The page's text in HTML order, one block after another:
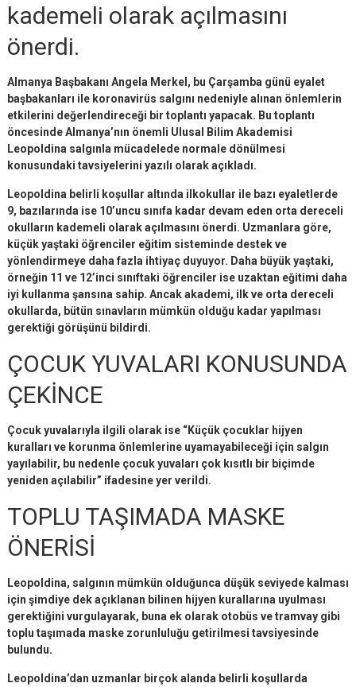
kademeli olarak açılmasını
önerdi.
Almanya Başbakanı Angela Merkel, bu Çarşamba günü eyalet
başbakanları ile koronavirüs salgını nedeniyle alınan önlemlerin
etkilerini değerlendireceği bir toplantı yapacak. Bu toplantı
öncesinde Almanya’nın önemli Ulusal Bilim Akademisi
Leopoldina salgınla mücadelede normale dönülmesi
konusundaki tavsiyelerini yazılı olarak açıkladı.
Leopoldina belirli koşullar altında ilkokullar ile bazı eyaletlerde
9, bazılarında ise 10’uncu sınıfa kadar devam eden orta dereceli
okulların kademeli olarak açılmasını önerdi. Uzmanlara göre,
küçük yaştaki öğrenciler eğitim sisteminde destek ve
yönlendirmeye daha fazla ihtiyaç duyuyor. Daha büyük yaştaki,
örneğin 11 ve 12’inci sınıftaki öğrenciler ise uzaktan eğitimi daha
iyi kullanma şansına sahip. Ancak akademi, ilk ve orta dereceli
okullarda, bütün sınavların mümkün olduğu kadar yapılması
gerektiği görüşünü bildirdi.
ÇOCUK YUVALARI KONUSUNDA
ÇEKİNCE
Çocuk yuvalarıyla ilgili olarak ise “Küçük çocuklar hijyen
kuralları ve korunma önlemlerine uyamayabileceği için salgın
yayılabilir, bu nedenle çocuk yuvaları çok kısıtlı bir biçimde
yeniden açılabilir” ifadesine yer verildi.
TOPLU TAŞIMADA MASKE
ÖNERİSİ
Leopoldina, salgının mümkün olduğunca düşük seviyede kalması
için şimdiye dek açıklanan bilinen hijyen kurallarına uyulması
gerektiğini vurgulayarak, buna ek olarak otobüs ve tramvay gibi
toplu taşımada maske zorunluluğu getirilmesi tavsiyesinde
bulundu.
Leopoldina’dan uzmanlar birçok alanda belirli koşullarda